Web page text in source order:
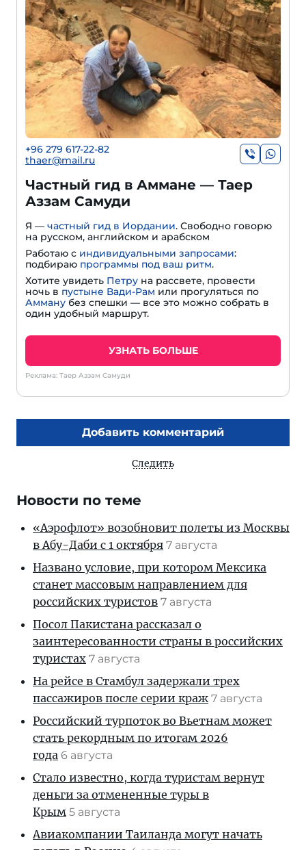
+96 279 617-22-82
thaer@mail.ru
Частный гид в Амма­не — Таер
Аззам Самуди
Я — частный гид в Иордании. Свободно говорю
на русском, английском и арабском
Работаю с индивидуальными запросами:
подбираю программы под ваш ритм.
Хотите увидеть Петру на рассвете, провести
ночь в пустыне Вади-Рам или прогуляться по
Амману без спешки — все это можно собрать в
один удобный маршрут.
УЗНАТЬ БОЛЬШЕ
Реклама: Таер Аззам Самуди
Добавить комментарий
Следить
Новости по теме
«Аэрофлот» возобновит полеты из Москвы
в Абу-Даби с 1 октября 7 августа
Названо условие, при котором Мексика
станет массовым направлением для
российских туристов 7 августа
Посол Пакистана рассказал о
заинтересованности страны в российских
туристах 7 августа
На рейсе в Стамбул задержали трех
пассажиров после серии краж 7 августа
Российский турпоток во Вьетнам может
стать рекордным по итогам 2026
года 6 августа
Стало известно, когда туристам вернут
деньги за отмененные туры в
Крым 5 августа
Авиакомпании Таиланда могут начать